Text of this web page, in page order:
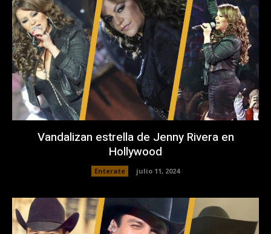
Vandalizan estrella de Jenny Rivera en
Hollywood
Enterate julio 11, 2024